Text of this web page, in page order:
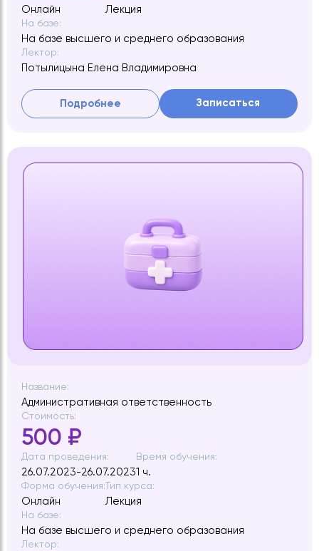
Онлайн Лекция
На базе:
На базе высшего и среднего образования
Лектор:
Потылицына Елена Владимировна
Подробнее Записаться
Название:
Административная ответственность
Стоимость:
500 ₽
Дата проведения:
26.07.2023-26.07.2023
Время обучения:
1 ч.
Форма обучения:
Онлайн
Тип курса:
Лекция
На базе:
На базе высшего и среднего образования
Лектор: